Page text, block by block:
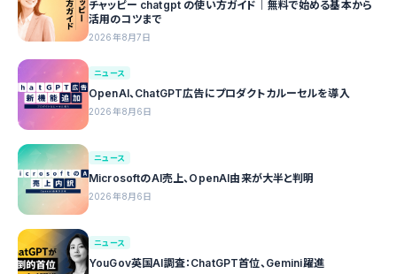
チャッピー chatgpt の使い方ガイド｜無料で始める基本から
活用のコツまで
2026年8月7日
ニュース
OpenAI、ChatGPT広告にプロダクトカルーセルを導入
2026年8月6日
ニュース
MicrosoftのAI売上、OpenAI由来が大半と判明
2026年8月6日
ニュース
YouGov英国AI調査：ChatGPT首位、Gemini躍進